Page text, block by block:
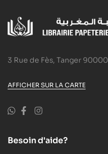
3 Rue de Fès, Tanger 90000
AFFICHER SUR LA CARTE
Besoin d'aide?